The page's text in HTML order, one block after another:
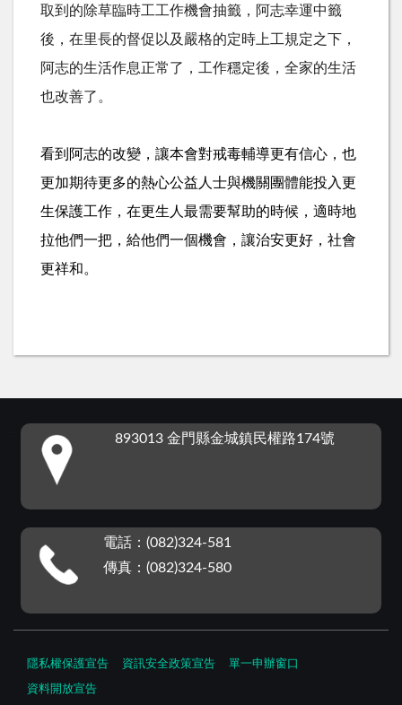
取到的除草臨時工工作機會抽籤，阿志幸運中籤
後，在里長的督促以及嚴格的定時上工規定之下，
阿志的生活作息正常了，工作穩定後，全家的生活
也改善了。
看到阿志的改變，讓本會對戒毒輔導更有信心，也
更加期待更多的熱心公益人士與機關團體能投入更
生保護工作，在更生人最需要幫助的時候，適時地
拉他們一把，給他們一個機會，讓治安更好，社會
更祥和。
893013 金門縣金城鎮民權路174號
電話：(082)324-581
傳真：(082)324-580
隱私權保護宣告 資訊安全政策宣告 單一申辦窗口
資料開放宣告